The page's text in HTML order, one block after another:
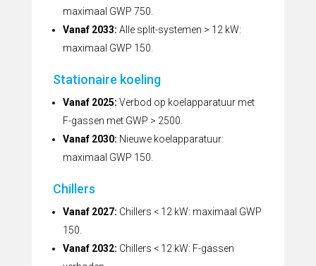
maximaal GWP 750.
Vanaf 2033: Alle split-systemen > 12 kW:
maximaal GWP 150.
Stationaire koeling
Vanaf 2025: Verbod op koelapparatuur met
F-gassen met GWP > 2500.
Vanaf 2030: Nieuwe koelapparatuur:
maximaal GWP 150.
Chillers
Vanaf 2027: Chillers < 12 kW: maximaal GWP
150.
Vanaf 2032: Chillers < 12 kW: F-gassen